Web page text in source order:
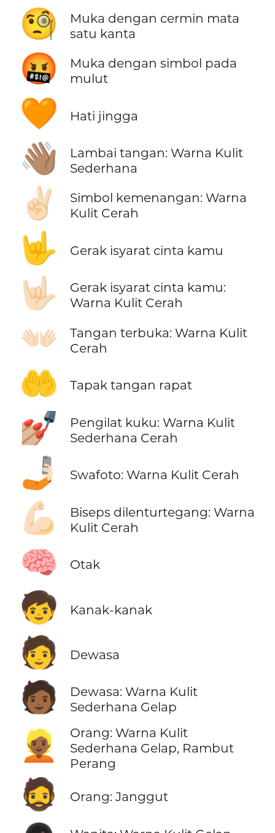
🧐
Muka dengan cermin mata
satu kanta
🤬
Muka dengan simbol pada
mulut
🧡 Hati jingga
👋🏽
Lambai tangan: Warna Kulit
Sederhana
✌🏻
Simbol kemenangan: Warna
Kulit Cerah
🤟 Gerak isyarat cinta kamu
🤟🏻
Gerak isyarat cinta kamu:
Warna Kulit Cerah
👐🏻
Tangan terbuka: Warna Kulit
Cerah
🤲 Tapak tangan rapat
💅🏼
Pengilat kuku: Warna Kulit
Sederhana Cerah
🤳🏻 Swafoto: Warna Kulit Cerah
💪🏻
Biseps dilenturtegang: Warna
Kulit Cerah
🧠 Otak
🧒 Kanak-kanak
🧑 Dewasa
🧑🏾
Dewasa: Warna Kulit
Sederhana Gelap
👱🏾
Orang: Warna Kulit
Sederhana Gelap, Rambut
Perang
🧔 Orang: Janggut